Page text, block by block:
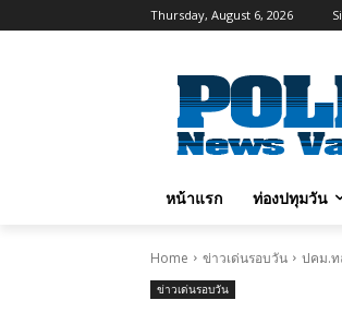
Thursday, August 6, 2026
หน้าแรก ท่องปทุมวัน
Home ข่าวเด่นรอบวัน ปคม.ท
ข่าวเด่นรอบวัน